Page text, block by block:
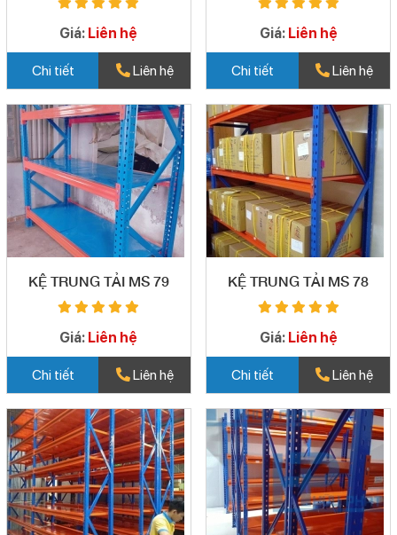
Giá: Liên hệ
Chi tiết Liên hệ
Giá: Liên hệ
Chi tiết Liên hệ
KỆ TRUNG TẢI MS 79
Giá: Liên hệ
Chi tiết Liên hệ
KỆ TRUNG TẢI MS 78
Giá: Liên hệ
Chi tiết Liên hệ